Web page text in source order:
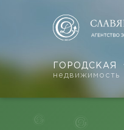
ГОРОДСКАЯ
недвижимость